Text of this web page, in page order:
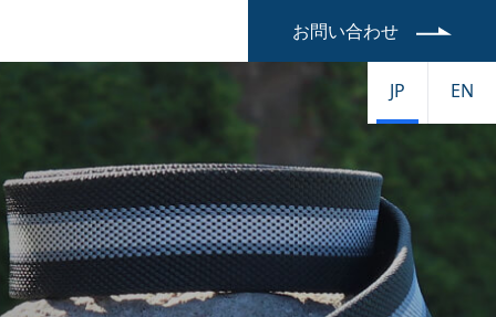
JP EN
お問い合わせ